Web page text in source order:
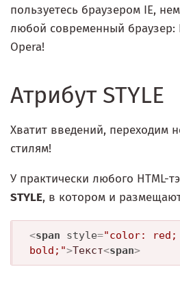
пользуетесь браузером IE,
любой современный браузер:
Opera!
Атрибут STYLE
Хватит введений, переходим
стилям!
У практически любого HTML-
STYLE, в котором и
<span style="color: red;
bold;">Текст<span>